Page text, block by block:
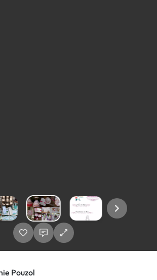
Pouzol